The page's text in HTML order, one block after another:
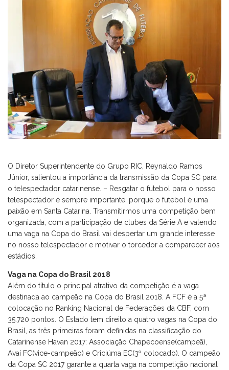
O Diretor Superintendente do Grupo RIC, Reynaldo Ramos
Júnior, salientou a importância da transmissão da Copa SC para
o telespectador catarinense. – Resgatar o futebol para o nosso
telespectador é sempre importante, porque o futebol é uma
paixão em Santa Catarina. Transmitirmos uma competição bem
organizada, com a participação de clubes da Série A e valendo
uma vaga na Copa do Brasil vai despertar um grande interesse
no nosso telespectador e motivar o torcedor a comparecer aos
estádios.
Vaga na Copa do Brasil 2018
Além do título o principal atrativo da competição é a vaga
destinada ao campeão na Copa do Brasil 2018. A FCF é a 5ª
colocação no Ranking Nacional de Federações da CBF, com
35.720 pontos. O Estado tem direito a quatro vagas na Copa do
Brasil, as três primeiras foram definidas na classificação do
Catarinense Havan 2017: Associação Chapecoense(campeã),
Avaí FC(vice-campeão) e Criciúma EC(3º colocado). O campeão
da Copa SC 2017 garante a quarta vaga na competição nacional